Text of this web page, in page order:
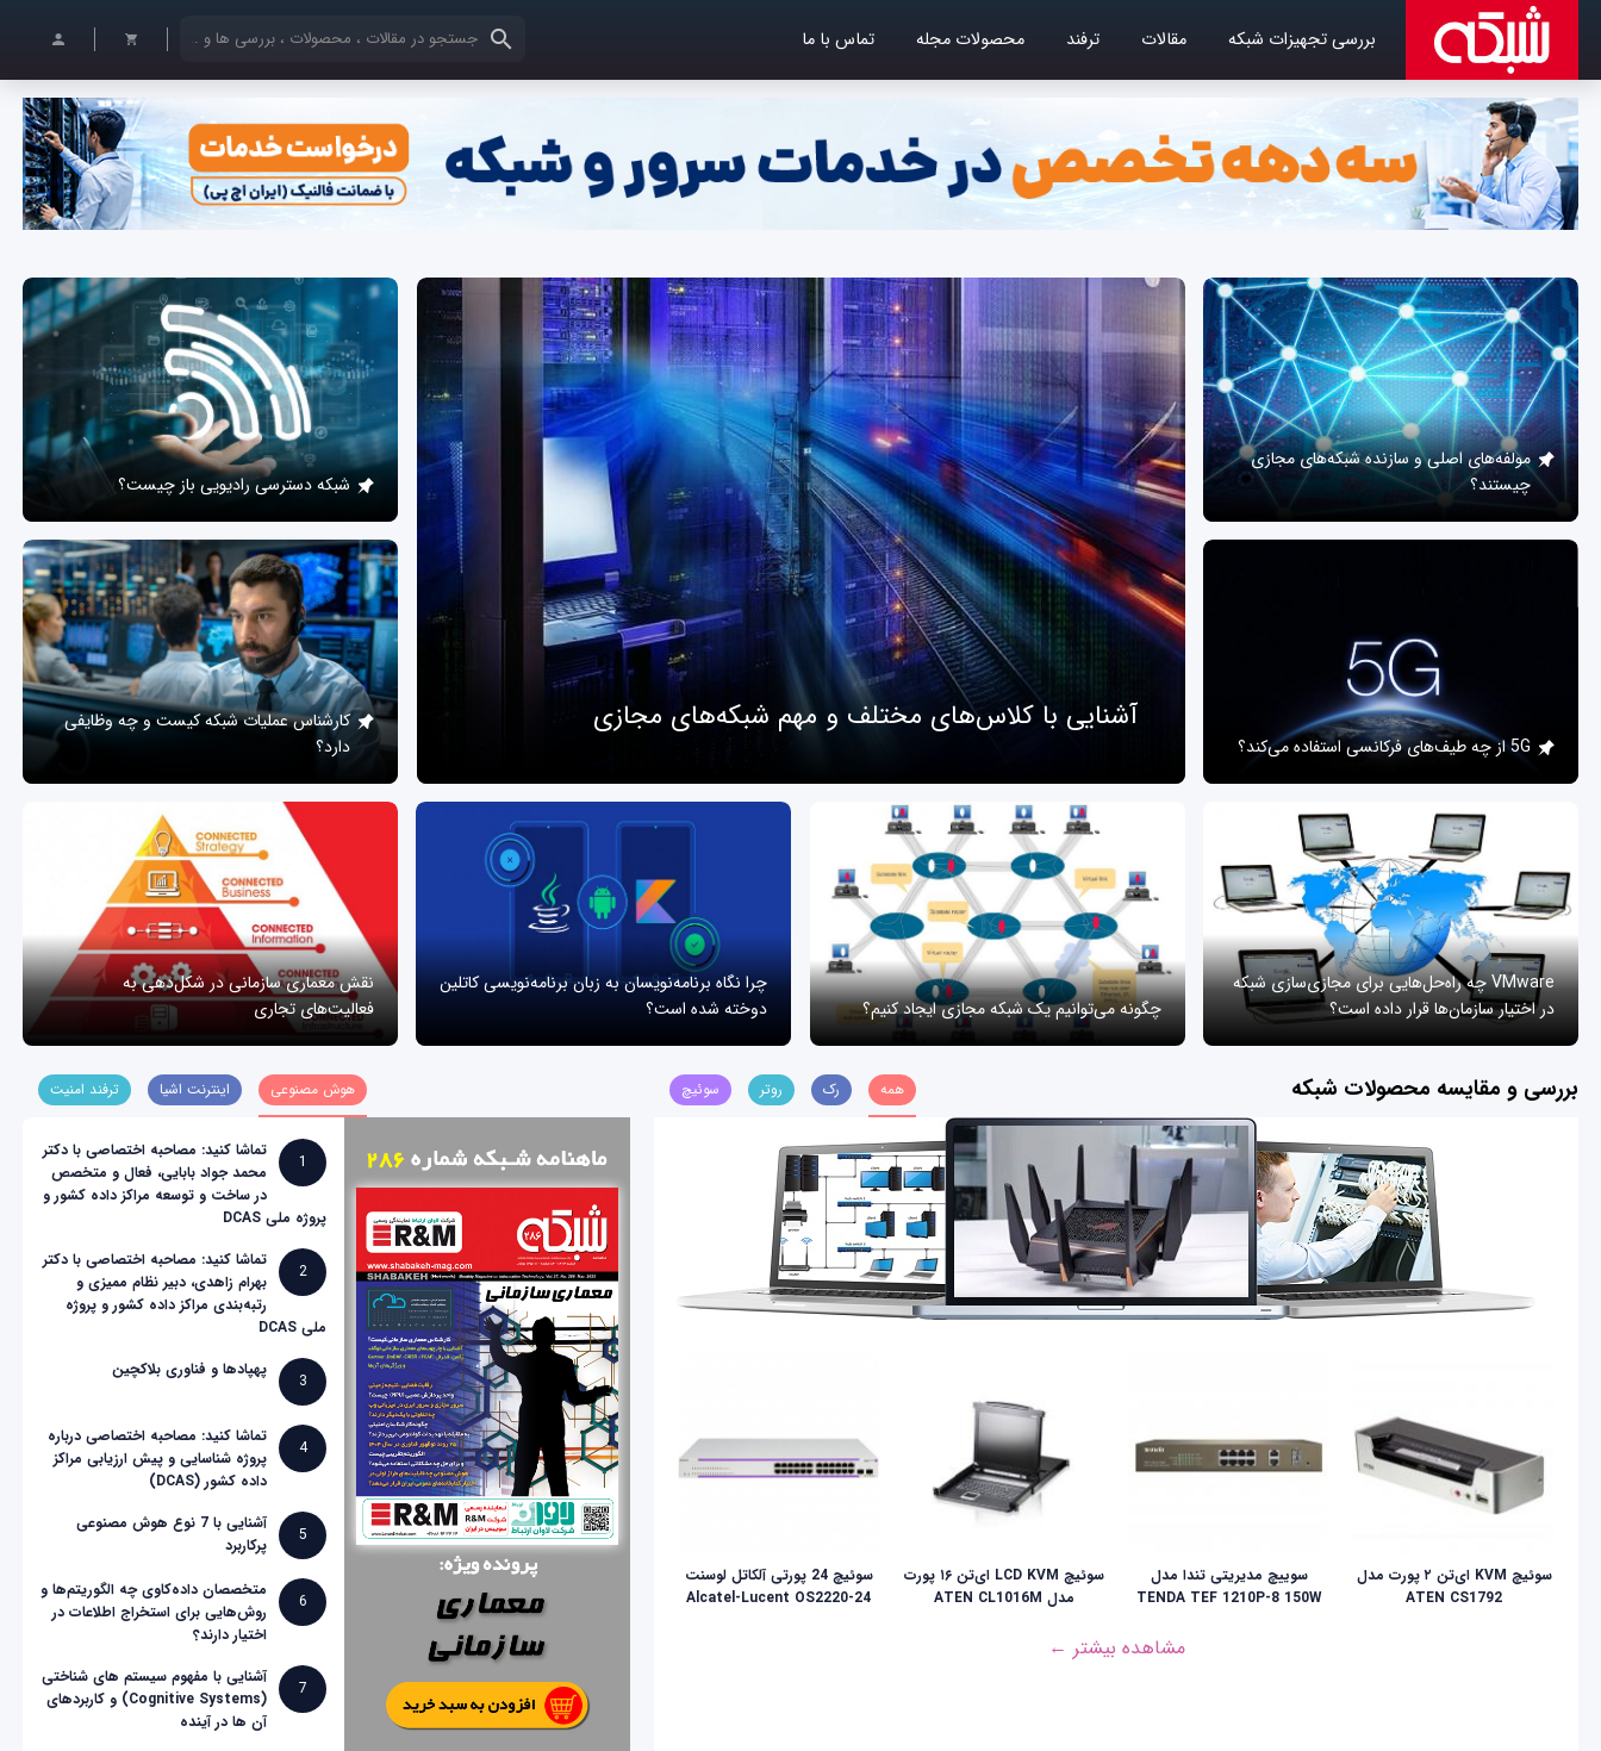
بررسی تجهیزات شبکه مقالات ترفند محصولات مجله تماس با ما کلمات کلیدی خود را وارد کنید
آشنایی با کلاس‌های مختلف و مهم شبکه‌های مجازی
مولفه‌های اصلی و سازنده شبکه‌های مجازی
چیستند؟
5G از چه طیف‌های فرکانسی استفاده می‌کند؟
شبکه دسترسی رادیویی باز چیست؟
کارشناس عملیات شبکه کیست و چه وظایفی
دارد؟
VMware چه راه‌حل‌هایی برای مجازی‌سازی شبکه
در اختیار سازمان‌ها قرار داده است؟
چگونه می‌توانیم یک شبکه مجازی ایجاد کنیم؟
چرا نگاه برنامه‌نویسان به زبان برنامه‌نویسی کاتلین
دوخته شده است؟
نقش معماری سازمانی در شکل‌دهی به
فعالیت‌های تجاری
بررسی و مقایسه محصولات شبکه همه رک روتر سوئیچ
سوئیچ KVM ای‌تن ۲ پورت مدل
ATEN CS1792
سوییچ مدیریتی تندا مدل
TENDA TEF 1210P-8 150W
سوئيچ LCD KVM ای‌تن ۱۶ پورت
مدل ATEN CL1016M
سوئیچ 24 پورتی آلکاتل لوسنت
Alcatel-Lucent OS2220-24
مشاهده بیشتر ←
هوش مصنوعی اینترنت اشیا ترفند امنیت
1
تماشا کنید: مصاحبه اختصاصی با دکتر
محمد جواد بابایی، فعال و متخصص
در ساخت و توسعه مراکز داده کشور و
پروژه ملی DCAS
2
تماشا کنید: مصاحبه اختصاصی با دکتر
بهرام زاهدی، دبیر نظام ممیزی و
رتبه‌بندی مراکز داده کشور و پروژه
ملی DCAS
3
پهپادها و فناوری بلاکچین
4
تماشا کنید: مصاحبه اختصاصی درباره
پروژه شناسایی و پیش ارزیابی مراکز
داده کشور (DCAS)
5
آشنایی با 7 نوع هوش مصنوعی
پرکاربرد
6
متخصصان داده‌کاوی چه الگوریتم‌ها و
روش‌هایی برای استخراج اطلاعات در
اختیار دارند؟
7
آشنایی با مفهوم سیستم های شناختی
(Cognitive Systems) و کاربردهای
آن ها در آینده